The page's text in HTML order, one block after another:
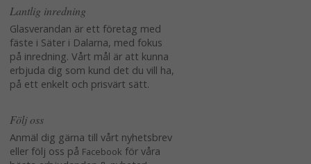
Lantlig inredning
Glasverandan är ett företag med
fäste i Säter i Dalarna, med fokus
på inredning. Vårt mål är att kunna
erbjuda dig som kund det du vill ha,
på ett enkelt och prisvärt sätt.
Följ oss
Anmäl dig gärna till vårt nyhetsbrev
eller följ oss på Facebook för våra